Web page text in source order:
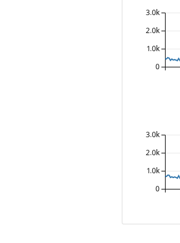
0
1.0k
2.0k
3.0k
0
1.0k
2.0k
3.0k